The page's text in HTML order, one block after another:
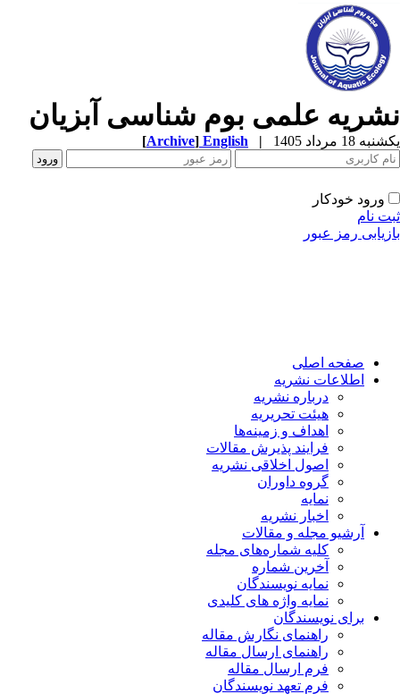
علمی بوم شناسی آبزیان
18 مرداد 1405 |
English
[Archive]
ورود خودکار
نام
رمز عبور
صفحه اصلی
اطلاعات نشریه
درباره نشریه
هیئت تحریریه
اهداف و زمینه‌ها
فرایند پذیرش مقالات
اصول اخلاقی نشریه
گروه داوران
نمایه
اخبار نشریه
آرشیو مجله و مقالات
کلیه شماره‌های مجله
آخرین شماره
نمایه نویسندگان
نمایه واژه های کلیدی
برای نویسندگان
راهنمای نگارش مقاله
راهنمای ارسال مقاله
فرم ارسال مقاله
فرم تعهد نویسندگان